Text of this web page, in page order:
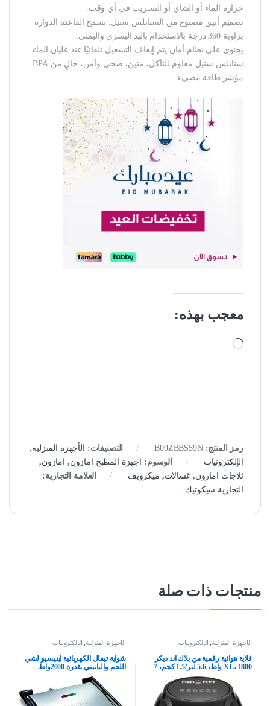
حرارة الماء أو الشاي أو التسريب في أي وقت.
تصميم أنيق مصنوع من الستانلس ستيل. تسمح القاعدة الدوارة
بزاوية 360 درجة بالاستخدام باليد اليسرى واليمنى.
يحتوي على نظام أمان يتم إيقاف التشغيل تلقائيًا عند غليان الماء.
ستانلس ستيل مقاوم للتآكل، متين، صحي وآمن، خالٍ من BPA.
مؤشر طاقة مضيء.
معجب بهذه:
جاري التحميل…
رمز المنتج:B09ZBBS59N التصنيفات: الأجهزة المنزلية,
الإلكترونيات
الوسوم: اجهزة المطبخ امازون, امازون,
ثلاجات امازون,غسالات, ميكرويف
العلامة التجارية:
التجارية سيكوتيك
منتجات ذات صلة
الأجهزة المنزلية, الإلكترونيات
قلاية هوائية رقمية من بلاك اند ديكر
XL، 1800 واط، 5.6 لتر/1.5 كجم، 7
إعدادات مسبقة، طهي مقرمش
وصحي، تقنية الهواء السريع وشاشة
LED، الأفضل للقلي، الشوي،
التحميص، الخبز، AF625 B5، أسود
الأجهزة المنزلية, الإلكترونيات
شواية تيفال الكهربائية اينيسيو لشي
اللحم والبانيني بقدرة 2000واط